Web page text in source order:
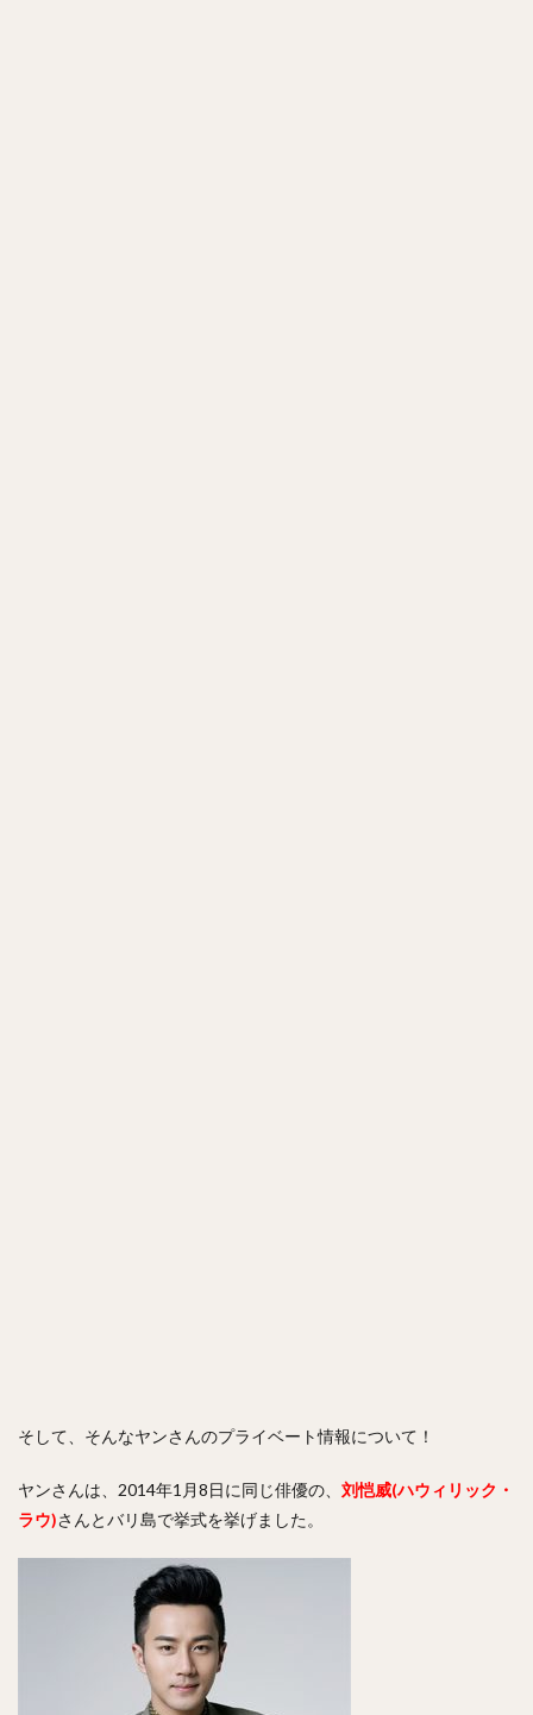
そして、そんなヤンさんのプライベート情報について！
ヤンさんは、2014年1月8日に同じ俳優の、 刘恺威(ハウィリック・
ラウ)さんとバリ島で挙式を挙げました。